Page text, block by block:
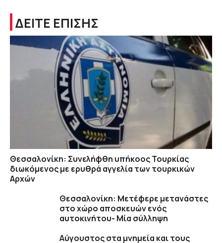
ΔΕΙΤΕ ΕΠΙΣΗΣ
Θεσσαλονίκη: Συνελήφθη υπήκοος Τουρκίας
διωκόμενος με ερυθρά αγγελία των τουρκικών
Αρχών
Θεσσαλονίκη: Μετέφερε μετανάστες
στο χώρο αποσκευών ενός
αυτοκινήτου- Μία σύλληψη
Αύγουστος στα μνημεία και τους